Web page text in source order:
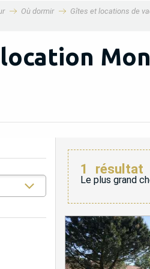
Où dormir Gîtes et locations de
1 résultat
Le plus grand